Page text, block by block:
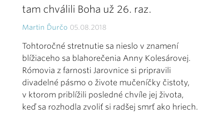
tam chválili Boha už 26. raz.
Martin Ďurčo 05.08.2018
Tohtoročné stretnutie sa nieslo v znamení
blížiaceho sa blahorečenia Anny Kolesárovej.
Rómovia z farnosti Jarovnice si pripravili
divadelné pásmo o živote mučeníčky čistoty,
v ktorom priblížili posledné chvíle jej života,
keď sa rozhodla zvoliť si radšej smrť ako hriech.